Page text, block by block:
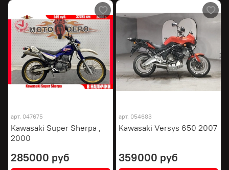
арт. 047675
Kawasaki Super Sherpa ,
2000
285000 руб
арт. 054683
Kawasaki Versys 650 2007
359000 руб